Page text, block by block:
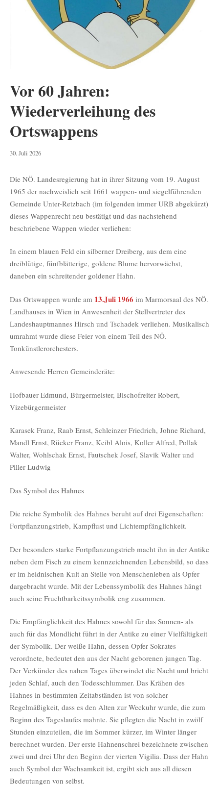
Vor 60 Jahren:
Wiederverleihung des
Ortswappens
30. Juli 202630.
Die NÖ. Landesregierung hat in ihrer Sitzung vom 19. August
1965 der nachweislich seit 1661 wappen- und siegelführenden
Gemeinde Unter-Retzbach (im folgenden immer URB abgekürzt)
dieses Wappenrecht neu bestätigt und das nachstehend
beschriebene Wappen wieder verliehen:
In einem blauen Feld ein silberner Dreiberg, aus dem eine
dreiblütige, fünfblätterige, goldene Blume hervorwächst,
daneben ein schreitender goldener Hahn.
Das Ortswappen wurde am 13.Juli 1966 im Marmorsaal des NÖ.
Landhauses in Wien in Anwesenheit der Stellvertreter des
Landeshauptmannes Hirsch und Tschadek verliehen. Musikalisch
umrahmt wurde diese Feier von einem Teil des NÖ.
Tonkünstlerorchesters.
Anwesende Herren Gemeinderäte:
Hofbauer Edmund, Bürgermeister, Bischofreiter Robert,
Vizebürgermeister
Karasek Franz, Raab Ernst, Schleinzer Friedrich, Johne Richard,
Mandl Ernst, Rücker Franz, Keibl Alois, Koller Alfred, Pollak
Walter, Wohlschak Ernst, Fautschek Josef, Slavik Walter und
Piller Ludwig
Das Symbol des Hahnes
Die reiche Symbolik des Hahnes beruht auf drei Eigenschaften:
Fortpflanzungstrieb, Kampflust und Lichtempfänglichkeit.
Der besonders starke Fortpflanzungstrieb macht ihn in der Antike
neben dem Fisch zu einem kennzeichnenden Lebensbild, so dass
er im heidnischen Kult an Stelle von Menschenleben als Opfer
dargebracht wurde. Mit der Lebenssymbolik des Hahnes hängt
auch seine Fruchtbarkeitssymbolik eng zusammen.
Die Empfänglichkeit des Hahnes sowohl für das Sonnen- als
auch für das Mondlicht führt in der Antike zu einer Vielfältigkeit
der Symbolik. Der weiße Hahn, dessen Opfer Sokrates
verordnete, bedeutet den aus der Nacht geborenen jungen Tag.
Der Verkünder des nahen Tages überwindet die Nacht und bricht
jeden Schlaf, auch den Todesschlummer. Das Krähen des
Hahnes in bestimmten Zeitabständen ist von solcher
Regelmäßigkeit, dass es den Alten zur Weckuhr wurde, die zum
Beginn des Tageslaufes mahnte. Sie pflegten die Nacht in zwölf
Stunden einzuteilen, die im Sommer kürzer, im Winter länger
berechnet wurden. Der erste Hahnenschrei bezeichnete zwischen
zwei und drei Uhr den Beginn der vierten Vigilia. Dass der Hahn
auch Symbol der Wachsamkeit ist, ergibt sich aus all diesen
Bedeutungen von selbst.